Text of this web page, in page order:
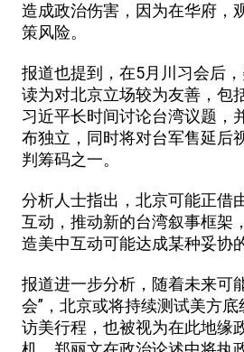
造成政治伤害，因为在华府，
策风险。
报道也提到，在5月川习会后
读为对北京立场较为友善，包
习近平长时间讨论台湾议题，
布独立，同时将对台军售延后
判筹码之一。
分析人士指出，北京可能正借
互动，推动新的台湾叙事框架
造美中互动可能达成某种妥协
报道进一步分析，随着未来可
会”，北京或将持续测试美方
访美行程，也被视为在此地缘